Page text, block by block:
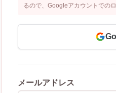
るので、Googleアカウントでの
メールアドレス